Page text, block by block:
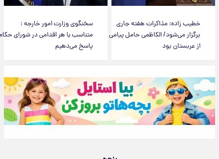
خطیب زاده: مذاکرات هفته جاری
برگزار می‌شود/ الکاظمی حامل پیامی
از عربستان بود
سخنگوی وزارت امور خارجه :
متناسب با هر اقدامی در شورای حکام
پاسخ می‌دهیم